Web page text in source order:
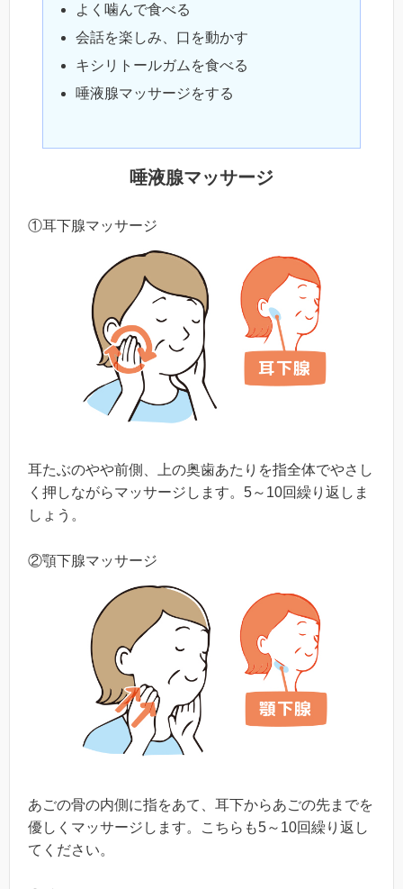
よく噛んで食べる
会話を楽しみ、口を動かす
キシリトールガムを食べる
唾液腺マッサージをする
唾液腺マッサージ
①耳下腺マッサージ
耳たぶのやや前側、上の奥歯あたりを指全体でやさし
く押しながらマッサージします。5～10回繰り返しま
しょう。
②顎下腺マッサージ
あごの骨の内側に指をあて、耳下からあごの先までを
優しくマッサージします。こちらも5～10回繰り返し
てください。